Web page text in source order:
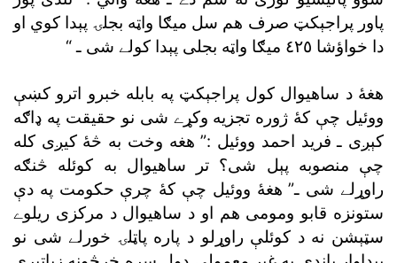
پاور پراجېکټ صرف هم سل ميګا واټه بجلۍ پېدا کوي او
دا خواؤشا ٤٢٥ ميګا واټه بجلى پېدا کولے شى ـ “
هغۀ د ساهيوال کول پراجېکټ په بابله خبرو اترو کښې
ووئيل چې کۀ ژوره تجزيه وکړے شى نو حقيقت په ډاګه
کېږى ـ فريد احمد ووئيل :” هغه وخت به څۀ کيږى کله
چې منصوبه پېل شى؟ تر ساهيوال به کوئله څنګه
راوړلے شى ـ” هغۀ ووئيل چې کۀ چرې حکومت په دې
ستونزه قابو ومومى هم او د ساهيوال د مرکزى ريلوے
سټېشن نه د کوئلې راوړلو د پاره پاټلۍ خورلے شى نو